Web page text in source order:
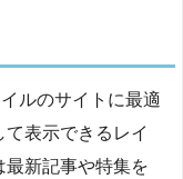
ルのサイトに最適
表示できるレイ
最新記事や特集を